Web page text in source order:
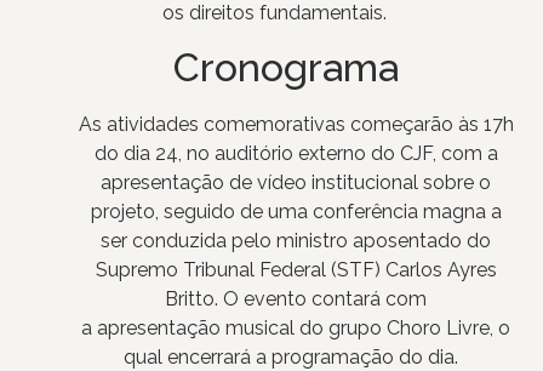
os direitos fundamentais.
Cronograma
As atividades comemorativas começarão às 17h
do dia 24, no auditório externo do CJF, com a
apresentação de vídeo institucional sobre o
projeto, seguido de uma conferência magna a
ser conduzida pelo ministro aposentado do
Supremo Tribunal Federal (STF) Carlos Ayres
Britto. O evento contará com
a apresentação musical do grupo Choro Livre, o
qual encerrará a programação do dia.